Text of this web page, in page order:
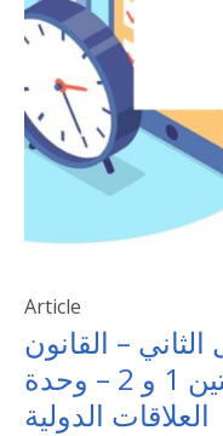
Article
– القانون
العام – المجموعتين 1 و 2 – وحدة
العلاقات الدولية